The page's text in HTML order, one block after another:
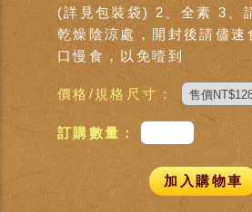
(詳見包裝袋) 2、全素 3、
乾燥陰涼處，開封後請儘速
口慢食，以免噎到
價格/規格尺寸：
訂購數量：
加入購物車